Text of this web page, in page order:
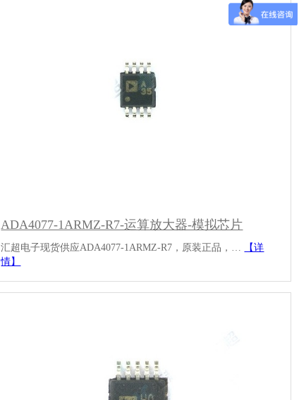
ADA4077-1ARMZ-R7-运算放大器-模拟芯片
汇超电子现货供应ADA4077-1ARMZ-R7，原装正品，…
【详
情】